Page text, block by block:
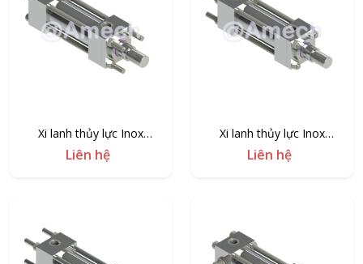
Xi lanh thủy lực Inox
AMB1/MX3-I
Liên hệ
Xi lanh thủy lực Inox
AMB1/MX2-I
Liên hệ